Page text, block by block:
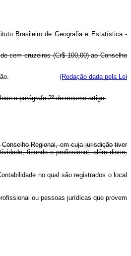
Brasileiro de Geografia e Estatística -
cem cruzeiros (Cr$ 100,00) ao Conselho
jurisdição. (Redação dada pela Lei
o parágrafo 2º do mesmo artigo.
Regional, em cuja jurisdição tiver
ficando o profissional, além disso,
no qual são registrados o local
ou pessoas jurídicas que provem